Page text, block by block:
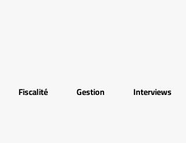
Fiscalité Gestion Interviews